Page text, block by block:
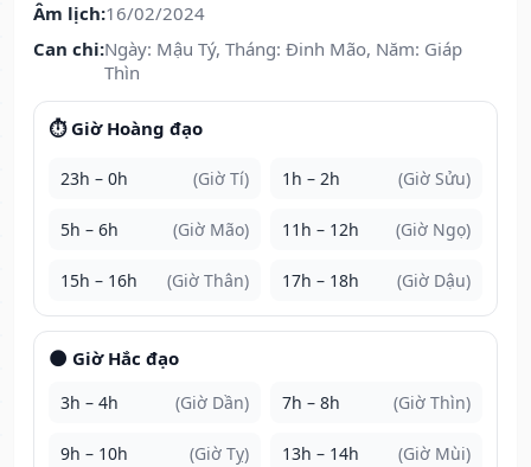
Âm lịch:16/02/2024
Can chi:Ngày: Mậu Tý, Tháng: Đinh Mão, Năm: Giáp
Thìn
⏱️ Giờ Hoàng đạo
23h – 0h (Giờ Tí) 1h – 2h (Giờ Sửu)
5h – 6h (Giờ Mão) 11h – 12h (Giờ Ngọ)
15h – 16h (Giờ Thân) 17h – 18h (Giờ Dậu)
🌑 Giờ Hắc đạo
3h – 4h (Giờ Dần) 7h – 8h (Giờ Thìn)
9h – 10h (Giờ Tỵ) 13h – 14h (Giờ Mùi)